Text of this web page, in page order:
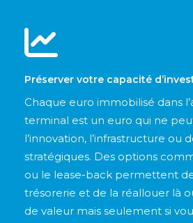
Préserver votre capacité
Chaque euro immobilisé dans
terminal est un euro qui ne
l’innovation, l’infrastructure ou
stratégiques. Des options
ou le lease-back permettent
trésorerie et de la réallouer là
de valeur mais seulement si